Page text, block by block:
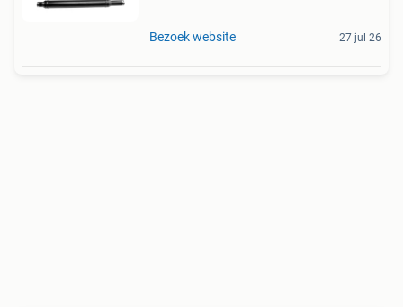
Bezoek website 27 jul 26